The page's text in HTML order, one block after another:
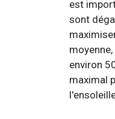
est
sont
environ
maximal